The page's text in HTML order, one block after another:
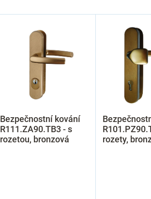
Bezpečnostní kování
R111.ZA90.TB3 - s
rozetou, bronzová
rozety,